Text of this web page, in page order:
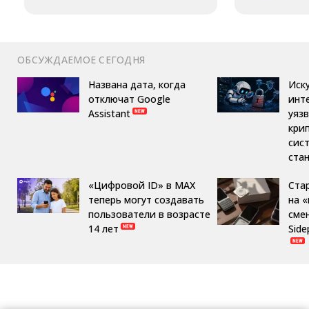
ОБСУЖДАЕМОЕ СЕГОДНЯ
Названа дата, когда
отключат Google
Assistant
«Цифровой ID» в MAX
теперь могут создавать
пользователи в возрасте
14 лет
на